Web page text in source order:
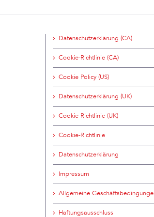
Datenschutzerklärung (CA)
Cookie-Richtlinie (CA)
Cookie Policy (US)
Datenschutzerklärung (UK)
Cookie-Richtlinie (UK)
Cookie-Richtlinie
Datenschutzerklärung
Impressum
Allgemeine
Haftungsausschluss